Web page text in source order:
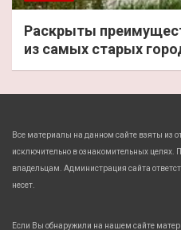
Раскрыты
из самых старых
Все материалы на данном сайте взяты из
исключительно в ознакомительных
владельцам. Администрация сайта
несет.
Если Вы обнаружили на нашем сайте